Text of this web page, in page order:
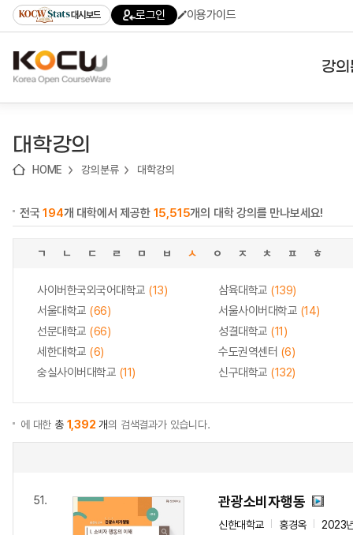
기
기
기
content)
가
대시보드 로그인 이용가이드
강
대학강의
HOME 강의분류 대학강의
전국194개 대학에서 제공한 15,515개의 대학 강의를 만나보세요!
ㄱ ㄴ ㄷ ㄹ ㅁ ㅂ ㅅ ㅇ ㅈ ㅊ ㅍ ㅎ
사이버한국외국어대학교 (13) 삼육대학교 (139)
서울대학교 (66) 서울사이버대학교 (14)
선문대학교 (66) 성결대학교 (11)
세한대학교 (6) 수도권역센터 (6)
숭실사이버대학교 (11) 신구대학교 (132)
에 대한 총 1,392 개의 검색결과가 있습니다.
51. 관광소비자행동
신한대학교 홍경옥
2023